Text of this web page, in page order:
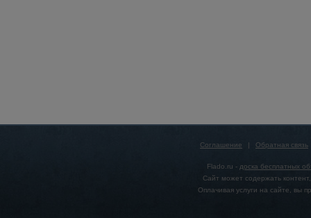
Соглашение | Обратная связь
Flado.ru - доска бесплатных
Сайт может содержать
Оплачивая услуги на сайте, вы